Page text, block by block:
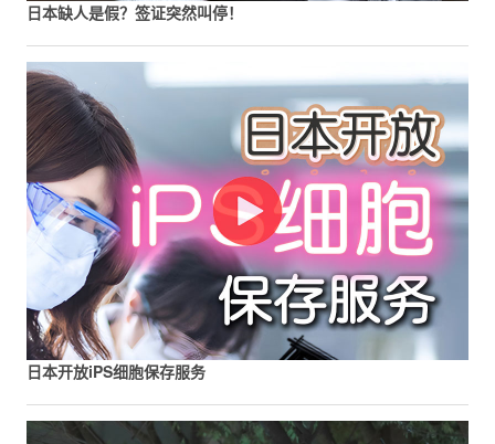
日本缺人是假？签证突然叫停！
日本开放iPS细胞保存服务